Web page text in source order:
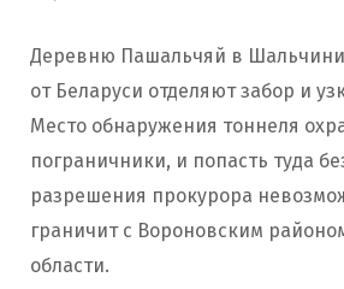
Деревню Пашальчяй в
от Беларуси отделяют забор и
Место обнаружения тоннеля
пограничники, и попасть туда
разрешения прокурора
граничит с Вороновским
области.